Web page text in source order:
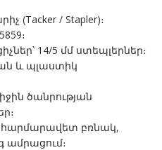
(Tacker / Stapler)։
14/5 մմ ստեպլերներ։
և պլաստիկ
ծանրության
հարմարավետ բռնակ,